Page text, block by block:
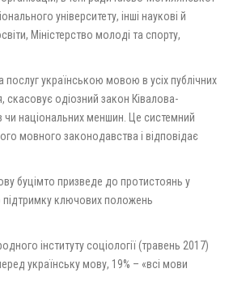
університету, інші наукові й
Міністерство молоді та спорту,
українською мовою в усіх публічних
скасовує одіозний закон Ківалова-
національних меншин. Це системний
мовного законодавства і відповідає
буцімто призведе до протистоянь у
підтримку ключових положень
інституту соціології (травень 2017)
українську мову, 19% – «всі мови